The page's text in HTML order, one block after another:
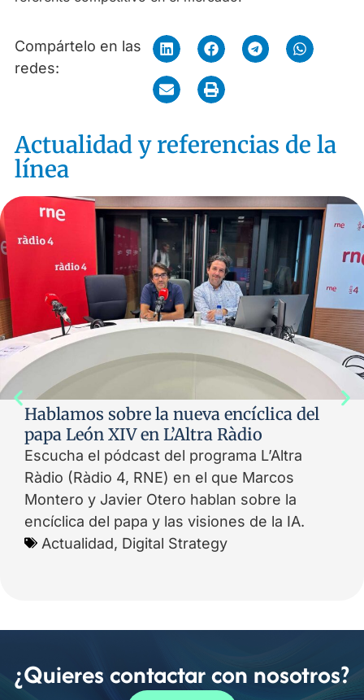
Compártelo en las
redes:
Actualidad y referencias de la
línea
Hablamos sobre la nueva encíclica del
papa León XIV en L’Altra Ràdio
Escucha el pódcast del programa L’Altra
Ràdio (Ràdio 4, RNE) en el que Marcos
Montero y Javier Otero hablan sobre la
encíclica del papa y las visiones de la IA.
Actualidad, Digital Strategy
¿Quieres contactar con nosotros?